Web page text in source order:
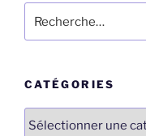
pour
CATÉGORIES
Catégories